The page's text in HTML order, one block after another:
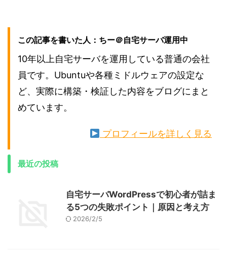
この記事を書いた人：ちー＠自宅サーバ運用中
10年以上自宅サーバを運用している普通の会社
員です。Ubuntuや各種ミドルウェアの設定な
ど、実際に構築・検証した内容をブログにまと
めています。
プロフィールを詳しく見る
最近の投稿
自宅サーバWordPressで初心者が詰ま
る5つの失敗ポイント｜原因と考え方
2026/2/5